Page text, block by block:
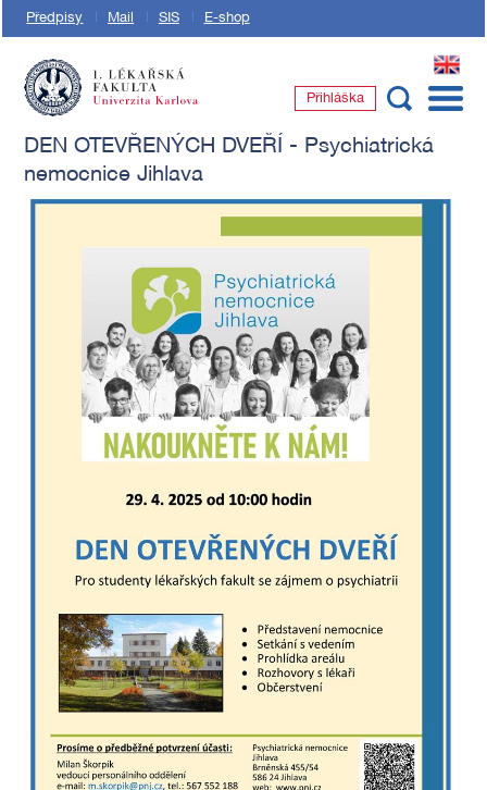
Předpisy Mail SIS E-shop
EN
Přihláška
DEN OTEVŘENÝCH DVEŘÍ - Psychiatrická
nemocnice Jihlava